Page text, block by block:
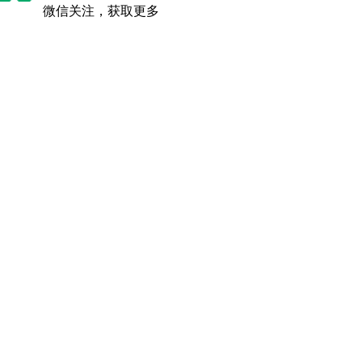
微信关注，获取更多